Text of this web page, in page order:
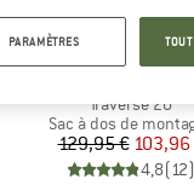
Article
Traverse 20
Product group
Sac à dos de
Prix
129,95 € Prix
103,96
4,8(12)
PARAMÈTRES